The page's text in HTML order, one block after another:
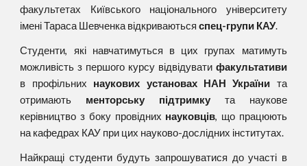
факультетах Київського національного університету
імені Тараса Шевченка відкриваютьсяспец-групи КАУ.
Студенти, які навчатимуться в цих групах матимуть
можливість з першого курсу відвідувати факультативи
в профільних наукових установах НАН України та
отримають менторську підтримку та наукове
керівництво з боку провідних науковців, що працюють
на кафедрах КАУ при цих науково-дослідних інститутах.
Найкращі студенти будуть запрошуватися до участі в